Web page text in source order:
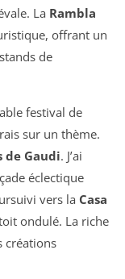
La Rambla
offrant un
de
festival de
sur un thème.
de Gaudi. J’ai
éclectique
vers la Casa
ondulé. La riche
créations